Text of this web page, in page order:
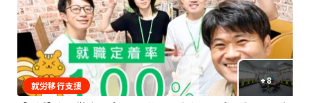
+8
就労移行支援